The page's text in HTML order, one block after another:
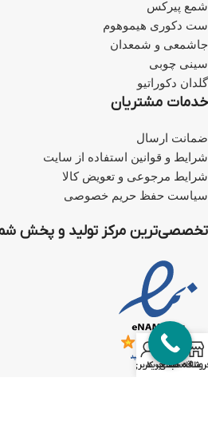
شمع پیرکس
ست دکوری هیموهوم
جاشمعی و شمعدان
سینی چوبی
گلدان دکوراتیو
خدمات مشتریان
ضمانت ارسال
شرایط و قوانین استفاده از سایت
شرایط مرجوعی و تعویض کالا
سیاست حفظ حریم خصوصی
تخصصی‌ترین مرکز تولید و پخش
علاقه مندی
0
سبد خرید
حساب کاربری من